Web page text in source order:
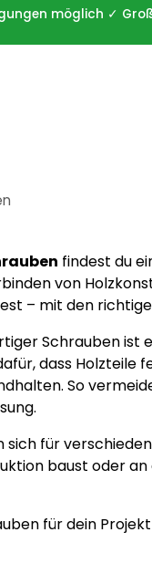
möglich ✓
findest du
von
– mit den
Schrauben ist
dass Holzteile
So
sich für
baust oder
für dein